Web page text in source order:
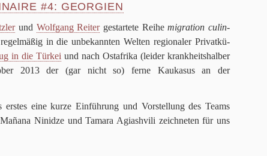
#4: GEORGIEN
und Wolf­gang Rei­tergestar­tete Reihemigra­tion culin­
in die unbe­kann­ten Wel­ten regio­na­ler Pri­vat­kü­
in die Tür­kei und nach Ost­afrika (lei­der krank­heits­hal­ber
2013der (gar nicht so) ferne Kau­ka­sus an der
eine kurze Ein­füh­rung und Vor­stel­lung des Teams
Nin­i­dze und Tamara Agia­sh­vili zeich­ne­ten für uns